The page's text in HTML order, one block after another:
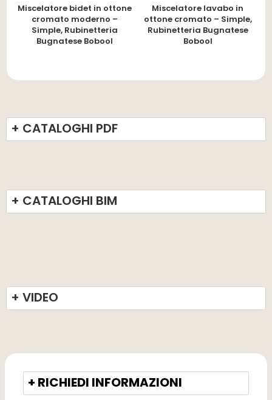
Miscelatore bidet in ottone
cromato moderno –
Simple, Rubinetteria
Bugnatese Bobool
Miscelatore lavabo in
ottone cromato – Simple,
Rubinetteria Bugnatese
Bobool
+ CATALOGHI PDF
+ CATALOGHI BIM
+ VIDEO
+ RICHIEDI INFORMAZIONI